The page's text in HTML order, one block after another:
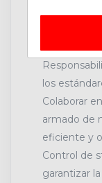
capacidad
los
Colaborar
armado de
eficiente y
Control de
garantizar